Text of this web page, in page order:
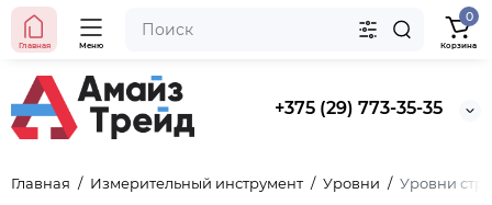
+375 (29) 773-35-35
Главная Меню
0
Корзина
Главная Измерительный инструмент Уровни Уровни